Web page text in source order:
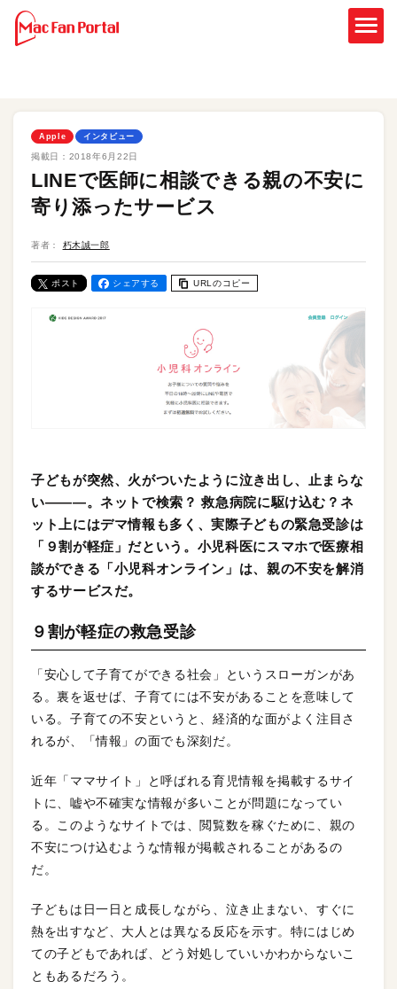
Apple インタビュー
掲載日： 2018年6月22日
LINEで医師に相談できる親の不安に
寄り添ったサービス
著者： 朽木誠一郎
ポスト シェアする URLのコピー
子どもが突然、火がついたように泣き出し、止まらな
い―――。ネットで検索？ 救急病院に駆け込む？ネ
ット上にはデマ情報も多く、実際子どもの緊急受診は
「９割が軽症」だという。小児科医にスマホで医療相
談ができる「小児科オンライン」は、親の不安を解消
するサービスだ。
９割が軽症の救急受診
「安心して子育てができる社会」というスローガンがあ
る。裏を返せば、子育てには不安があることを意味して
いる。子育ての不安というと、経済的な面がよく注目さ
れるが、「情報」の面でも深刻だ。
近年「ママサイト」と呼ばれる育児情報を掲載するサイ
トに、嘘や不確実な情報が多いことが問題になってい
る。このようなサイトでは、閲覧数を稼ぐために、親の
不安につけ込むような情報が掲載されることがあるの
だ。
子どもは日一日と成長しながら、泣き止まない、すぐに
熱を出すなど、大人とは異なる反応を示す。特にはじめ
ての子どもであれば、どう対処していいかわからないこ
ともあるだろう。